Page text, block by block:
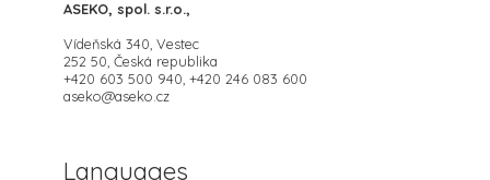
ASEKO, spol. s.r.o.,
Vídeňská 340, Vestec
252 50, Česká republika
+420 603 500 940, +420 246 083 600
aseko@aseko.cz
Languages